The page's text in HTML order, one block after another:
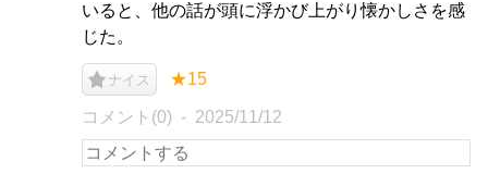
いると、他の話が頭に浮かび上がり懐かしさを感
じた。
ナイス ★15
コメント(0) 2025/11/12